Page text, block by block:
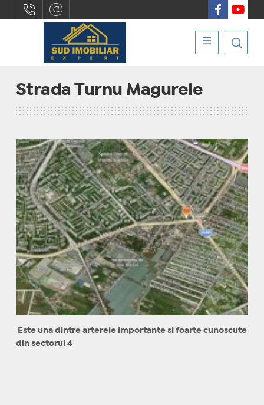
Strada Turnu Magurele
Este una dintre arterele importante si foarte cunoscute
din sectorul 4